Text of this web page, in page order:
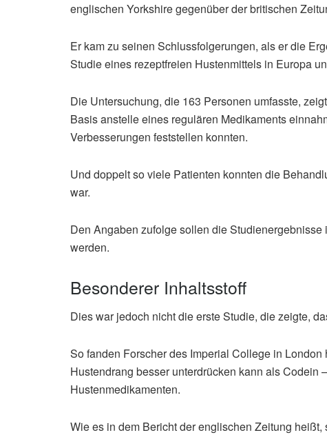
englischen Yorkshire gegenüber der britischen
Er kam zu seinen Schlussfolgerungen, als er die
Studie eines rezeptfreien Hustenmittels in Europa
Die Untersuchung, die 163 Personen umfasste,
Basis anstelle eines regulären Medikaments
Verbesserungen feststellen konnten.
Und doppelt so viele Patienten konnten die
war.
Den Angaben zufolge sollen die
werden.
Besonderer Inhaltsstoff
Dies war jedoch nicht die erste Studie, die zeigte,
So fanden Forscher des Imperial College in
Hustendrang besser unterdrücken kann als Codein
Hustenmedikamenten.
Wie es in dem Bericht der englischen Zeitung